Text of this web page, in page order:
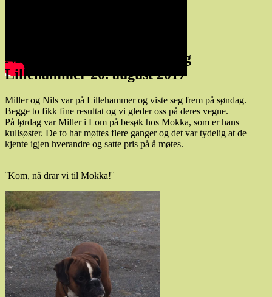
NKK Internasjonale utstilling
Lillehammer 20. august 2017
Miller og Nils var på Lillehammer og viste seg frem på søndag.
Begge to fikk fine resultat og vi gleder oss på deres vegne.
På lørdag var Miller i Lom på besøk hos Mokka, som er hans
kullsøster. De to har møttes flere ganger og det var tydelig at de
kjente igjen hverandre og satte pris på å møtes.
¨Kom, nå drar vi til Mokka!¨